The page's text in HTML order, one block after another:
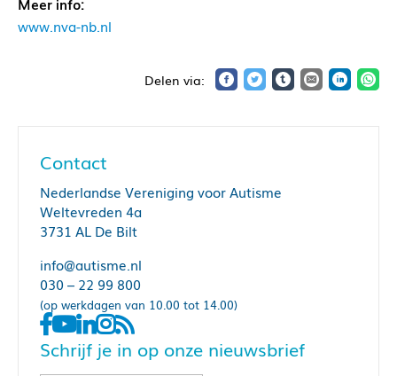
www.nva-nb.nl
Contact
Nederlandse Vereniging voor Autisme
Weltevreden 4a
3731 AL De Bilt
info@autisme.nl
030 – 22 99 800
(op werkdagen van 10.00 tot 14.00)
Schrijf je in op onze nieuwsbrief